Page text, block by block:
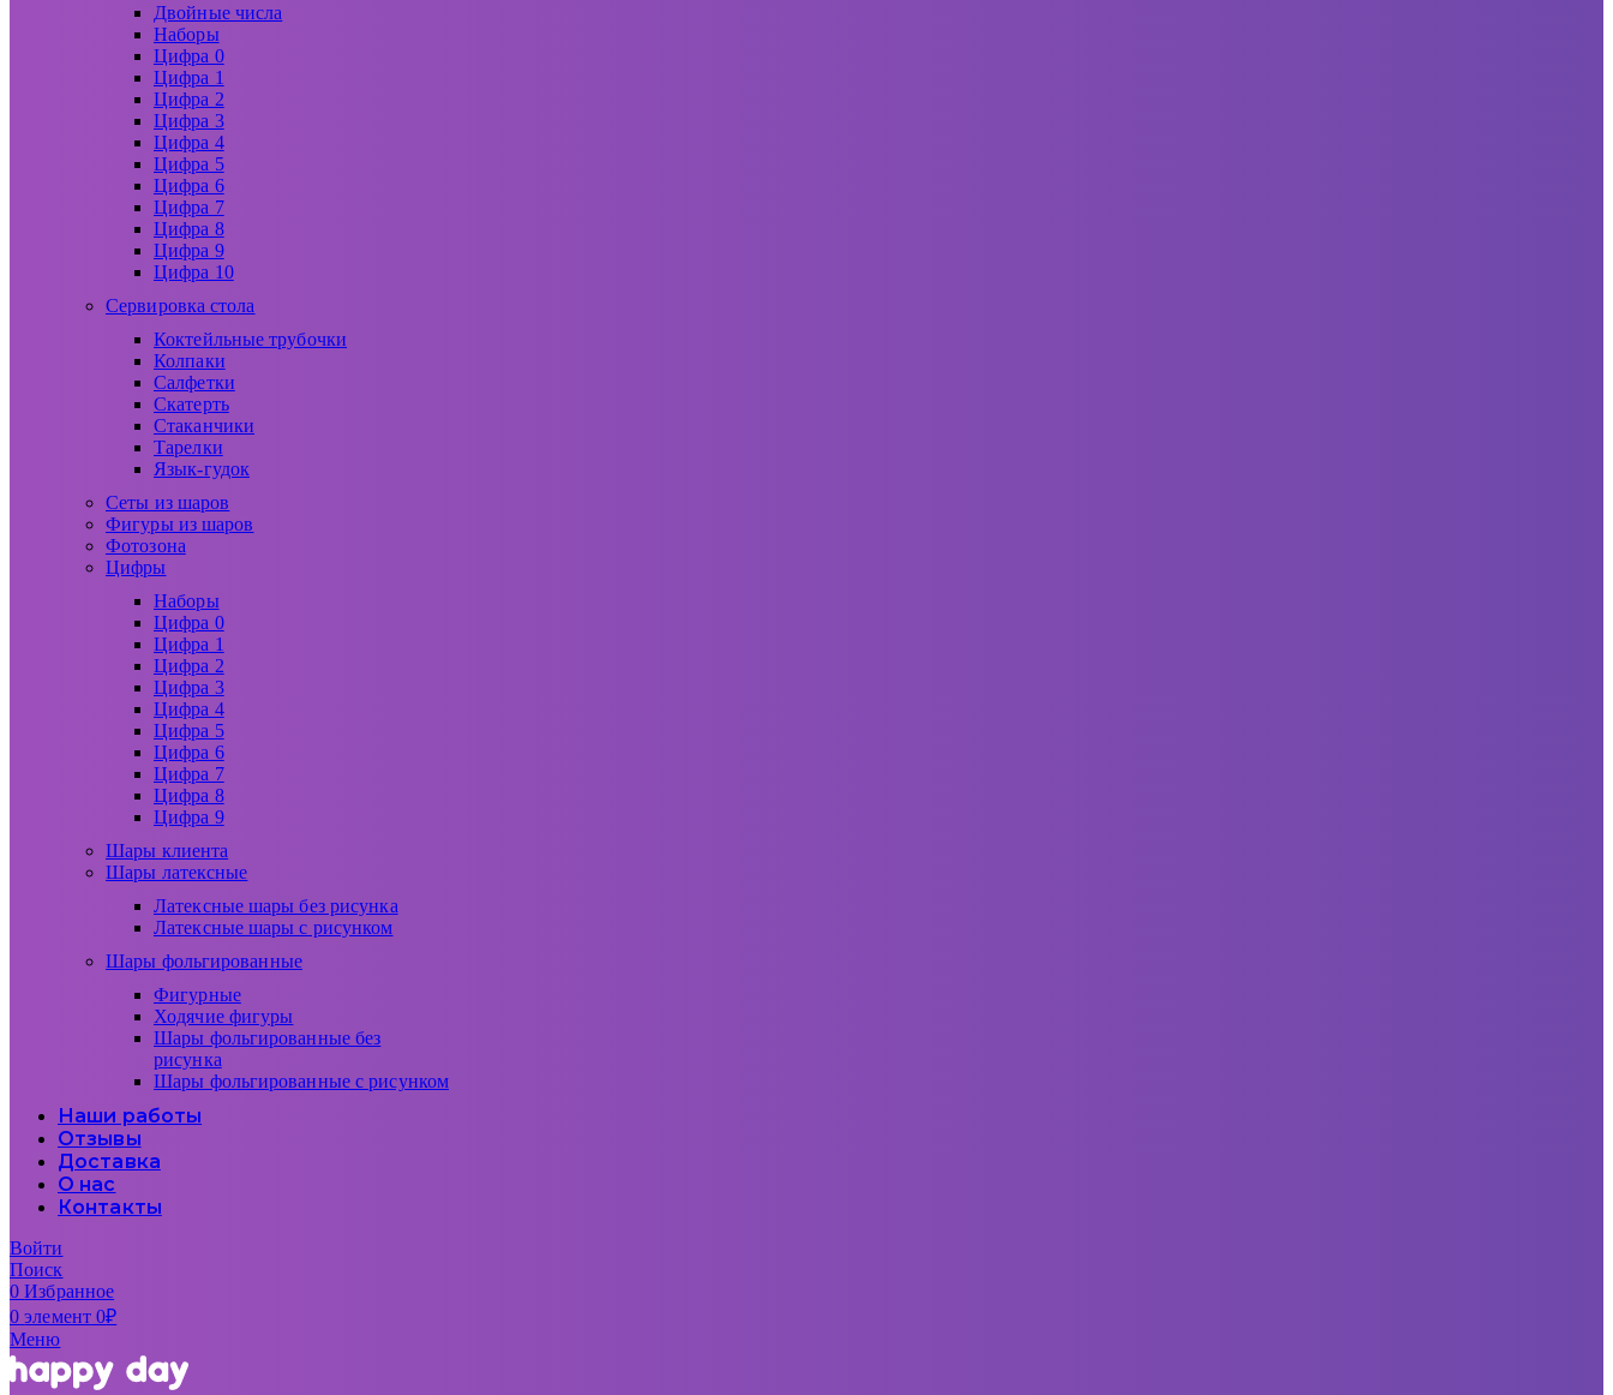
Двойные числа
Наборы
Цифра 0
Цифра 1
Цифра 2
Цифра 3
Цифра 4
Цифра 5
Цифра 6
Цифра 7
Цифра 8
Цифра 9
Цифра 10
Сервировка стола
Коктейльные трубочки
Колпаки
Салфетки
Скатерть
Стаканчики
Тарелки
Язык-гудок
Сеты из шаров
Фигуры из шаров
Фотозона
Цифры
Наборы
Цифра 0
Цифра 1
Цифра 2
Цифра 3
Цифра 4
Цифра 5
Цифра 6
Цифра 7
Цифра 8
Цифра 9
Шары клиента
Шары латексные
Латексные шары без рисунка
Латексные шары с рисунком
Шары фольгированные
Фигурные
Ходячие фигуры
Шары фольгированные без
рисунка
Шары фольгированные с рисунком
Наши работы
Отзывы
Доставка
О нас
Контакты
Войти
Поиск
0Избранное
0элемент 0₽
Меню